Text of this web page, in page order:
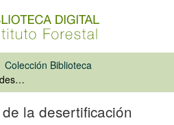
Colección Biblioteca
Detección y control de la desertificación
la desertificación